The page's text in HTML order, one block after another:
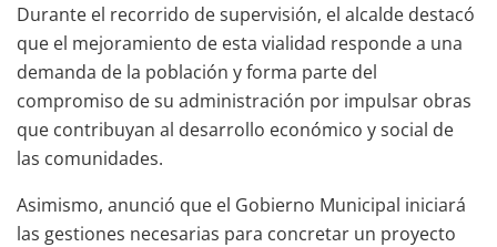
Durante el recorrido de supervisión, el alcalde destacó
que el mejoramiento de esta vialidad responde a una
demanda de la población y forma parte del
compromiso de su administración por impulsar obras
que contribuyan al desarrollo económico y social de
las comunidades.
Asimismo, anunció que el Gobierno Municipal iniciará
las gestiones necesarias para concretar un proyecto